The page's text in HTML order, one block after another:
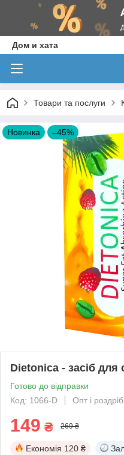
Дом и хата
Товари та послуги
Новинка –45%
Dietonica - засіб для
Готово до відправки
Код: 1066-D
Опт і роздріб
149 ₴ 269 ₴
Економія 120 ₴